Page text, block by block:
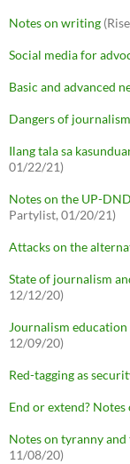
Notes on writing
Social media for
Basic and advanced
Dangers of journalism
Ilang tala sa
01/22/21)
Notes on the UP-
Partylist, 01/20/21)
Attacks on the
State of journalism
12/12/20)
Journalism
12/09/20)
Red-tagging as
End or extend?
Notes on tyranny and
11/08/20)